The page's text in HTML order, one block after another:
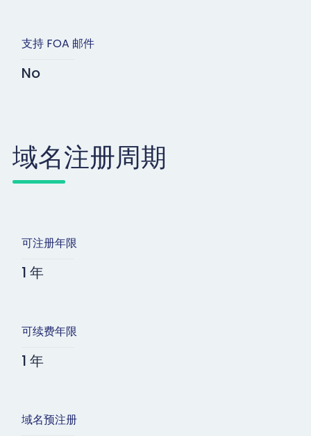
支持 FOA 邮件
No
域名注册周期
可注册年限
1 年
可续费年限
1 年
域名预注册